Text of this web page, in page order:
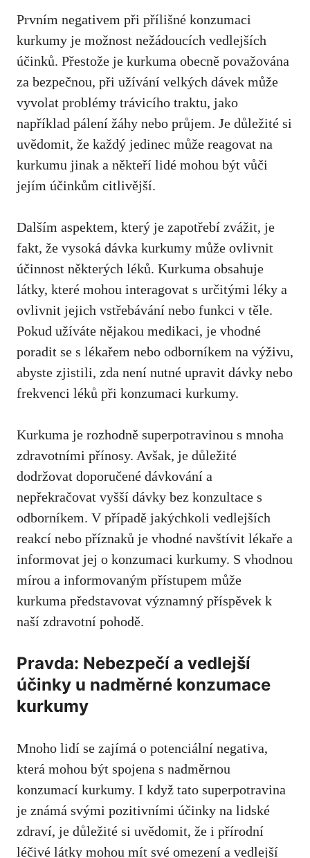
Prvním negativem při přílišné‍ konzumaci
kurkumy je možnost ⁣nežádoucích vedlejších
⁣účinků. Přestože je kurkuma obecně považována
za bezpečnou, při užívání velkých dávek může
vyvolat⁢ problémy⁤ trávicího traktu, jako
⁤například pálení žáhy ‍nebo průjem. Je‍ důležité ‌si
uvědomit, že každý jedinec ⁤může reagovat na
kurkumu jinak a někteří lidé mohou ‍být vůči
jejím účinkům citlivější.
Dalším aspektem, který ​je zapotřebí zvážit, je
fakt, že vysoká​ dávka kurkumy může ovlivnit
účinnost některých léků. Kurkuma obsahuje
látky, které mohou interagovat‌ s​ určitými léky ‌a
ovlivnit​ jejich vstřebávání ‌nebo funkci v těle.
Pokud užíváte nějakou medikaci, je ⁣vhodné
poradit⁤ se s ‍lékařem ⁢nebo ​odborníkem ⁢na výživu,
abyste zjistili, ‌zda není nutné upravit dávky nebo
frekvenci léků při⁣ konzumaci kurkumy.
Kurkuma je rozhodně superpotravinou s mnoha‍
zdravotními přínosy.⁢ Avšak,⁢ je⁣ důležité
dodržovat ⁤doporučené dávkování a
nepřekračovat vyšší ‍dávky ⁤bez konzultace s⁣
odborníkem. V případě jakýchkoli vedlejších
⁣reakcí nebo příznaků je vhodné navštívit ​lékaře a
informovat jej o konzumaci kurkumy. S vhodnou
mírou ⁢a ⁢informovaným⁤ přístupem může
kurkuma představovat významný‍ příspěvek k ​
naší zdravotní pohodě.
Pravda: Nebezpečí a vedlejší
účinky u nadměrné konzumace
kurkumy
Mnoho⁣ lidí se zajímá o potenciální negativa,⁣
která mohou být spojena s nadměrnou
konzumací kurkumy. I​ když tato superpotravina
je ⁣známá svými pozitivními účinky na⁤ lidské‌
zdraví, je důležité ⁣si uvědomit, ‌že ​i přírodní
léčivé látky mohou mít své omezení a vedlejší‌